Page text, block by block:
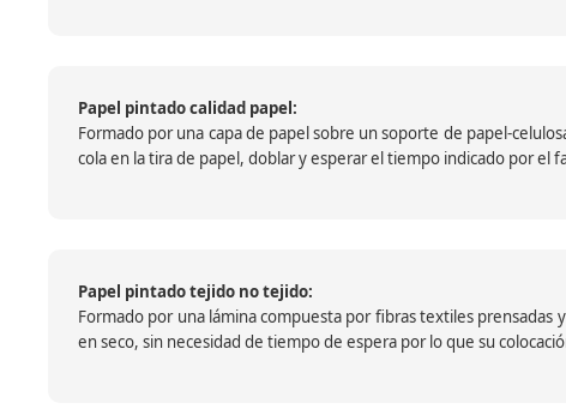
Papel pintado calidad papel:
Formado por una capa de papel sobre un soporte de papel-
cola en la tira de papel, doblar y esperar el tiempo indicado por el
Papel pintado tejido no tejido:
Formado por una lámina compuesta por fibras textiles prensadas
en seco, sin necesidad de tiempo de espera por lo que su